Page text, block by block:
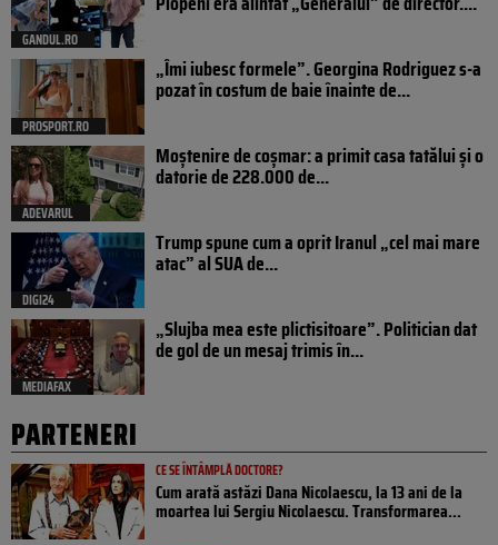
GANDUL.RO
PROSPORT.RO
„Îmi iubesc formele”. Georgina Rodriguez s-a
pozat în costum de baie înainte de...
ADEVARUL
Moștenire de coșmar: a primit casa tatălui și o
datorie de 228.000 de...
DIGI24
Trump spune cum a oprit Iranul „cel mai mare
atac” al SUA de...
MEDIAFAX
„Slujba mea este plictisitoare”. Politician dat
de gol de un mesaj trimis în...
PARTENERI
CE SE ÎNTÂMPLĂ DOCTORE?
Cum arată astăzi Dana Nicolaescu, la 13 ani de la
moartea lui Sergiu Nicolaescu. Transformarea...